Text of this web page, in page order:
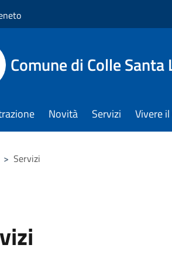
Comune di Colle Santa
Novità Servizi Vivere
> Servizi